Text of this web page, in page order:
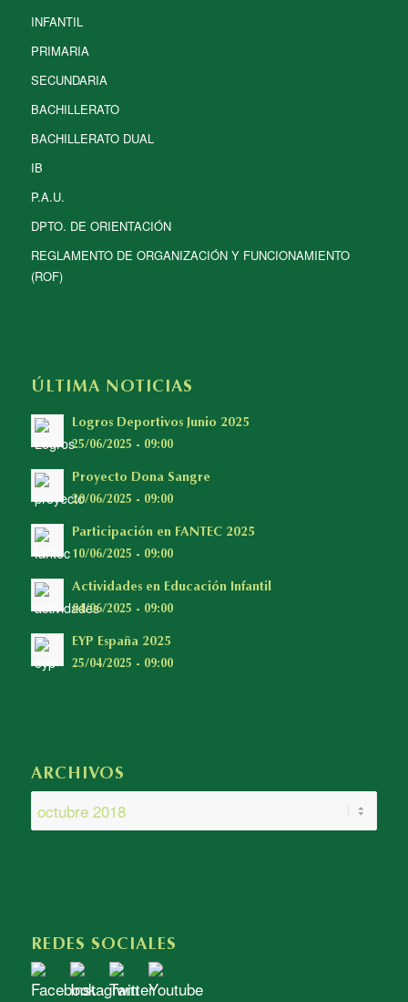
INFANTIL
PRIMARIA
SECUNDARIA
BACHILLERATO
BACHILLERATO DUAL
IB
P.A.U.
DPTO. DE ORIENTACIÓN
REGLAMENTO DE ORGANIZACIÓN Y FUNCIONAMIENTO
(ROF)
ÚLTIMA NOTICIAS
Logros Deportivos Junio 2025
25/06/2025 - 09:00
Proyecto Dona Sangre
20/06/2025 - 09:00
Participación en FANTEC 2025
10/06/2025 - 09:00
Actividades en Educación Infantil
04/06/2025 - 09:00
EYP España 2025
25/04/2025 - 09:00
ARCHIVOS
REDES SOCIALES